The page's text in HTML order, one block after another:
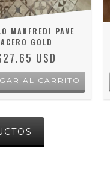
MANFREDI PAVE
ACERO GOLD
USD
AL CARRITO